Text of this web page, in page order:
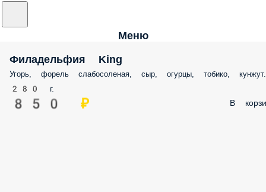
Меню
Филадельфия King
Угорь, форель слабосоленая, сыр, огурцы, тобико, кунжут.
280 г.
850 ₽ В